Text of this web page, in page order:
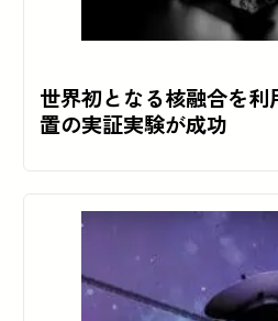
世界初となる核融合を
置の実証実験が成功